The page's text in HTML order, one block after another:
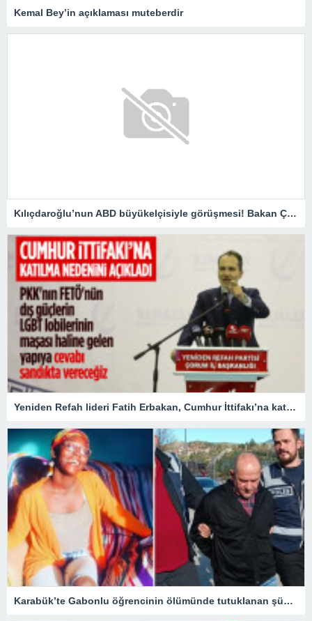
Kemal Bey’in açıklaması muteberdir
Kılıçdaroğlu’nun ABD büyükelçisiyle görüşmesi! Bakan Çavuşoğlu: Doğru bir hareket değildir
Yeniden Refah lideri Fatih Erbakan, Cumhur İttifakı’na katılma nedenini açıkladı
Karabük’te Gabonlu öğrencinin ölümünde tutuklanan şüphelinin avukatı: Müvekkilim Dina’yı arabaya alarak hastaneye götürmeye çalışmış